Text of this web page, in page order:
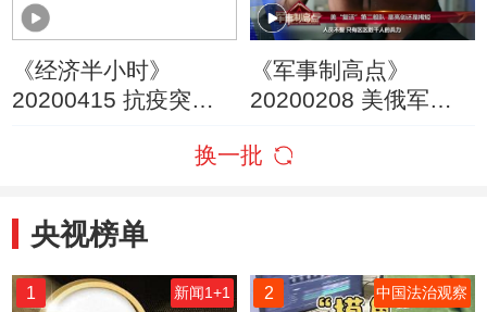
《经济半小时》
20200415 抗疫突
《军事制高点》
20200208 美俄军舰
肇事方
换一批
央视榜单
1 新闻1+1 2 中国法治观察